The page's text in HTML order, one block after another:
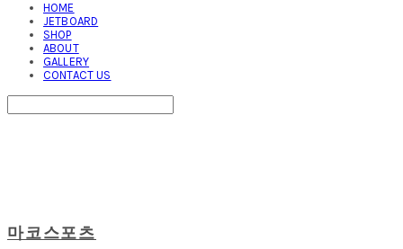
HOME
JETBOARD
SHOP
ABOUT
GALLERY
CONTACT US
마코스포츠